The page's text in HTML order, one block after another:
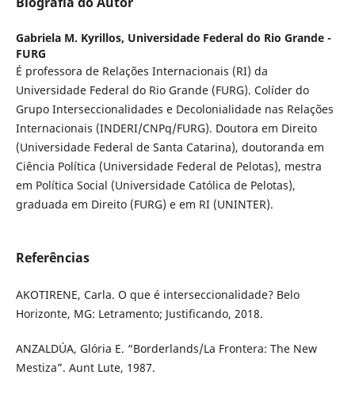
Gabriela M. Kyrillos, Universidade Federal do Rio Grande -
FURG
É professora de Relações Internacionais (RI) da
Universidade Federal do Rio Grande (FURG). Colíder do
Grupo Interseccionalidades e Decolonialidade nas Relações
Internacionais (INDERI/CNPq/FURG). Doutora em Direito
(Universidade Federal de Santa Catarina), doutoranda em
Ciência Política (Universidade Federal de Pelotas), mestra
em Política Social (Universidade Católica de Pelotas),
graduada em Direito (FURG) e em RI (UNINTER).
Referências
AKOTIRENE, Carla. O que é interseccionalidade? Belo
Horizonte, MG: Letramento; Justificando, 2018.
ANZALDÚA, Glória E. “Borderlands/La Frontera: The New
Mestiza”. Aunt Lute, 1987.